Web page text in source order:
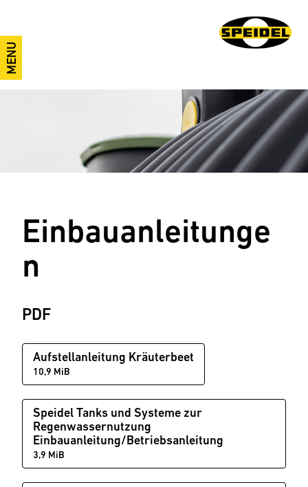
MENU
Einbauanleitunge
n
PDF
Aufstellanleitung Kräuterbeet
10,9 MiB
Speidel Tanks und Systeme zur
Regenwassernutzung
Einbauanleitung/Betriebsanleitung
3,9 MiB